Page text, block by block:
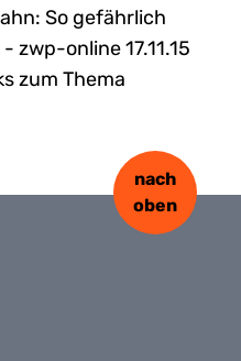
So gefährlich
zwp-online 17.11.15
zum Thema
nach
oben